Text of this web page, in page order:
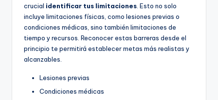
crucial identificar tus limitaciones. Esto no solo
incluye limitaciones físicas, como lesiones previas o
condiciones médicas, sino también limitaciones de
tiempo y recursos. Reconocer estas barreras desde el
principio te permitirá establecer metas más realistas y
alcanzables.
Lesiones previas
Condiciones médicas